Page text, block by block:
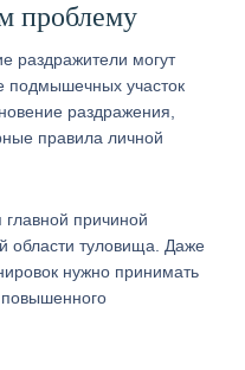
проблему
раздражители могут
подмышечных участок
раздражения,
правила личной
главной причиной
области туловища. Даже
нужно принимать